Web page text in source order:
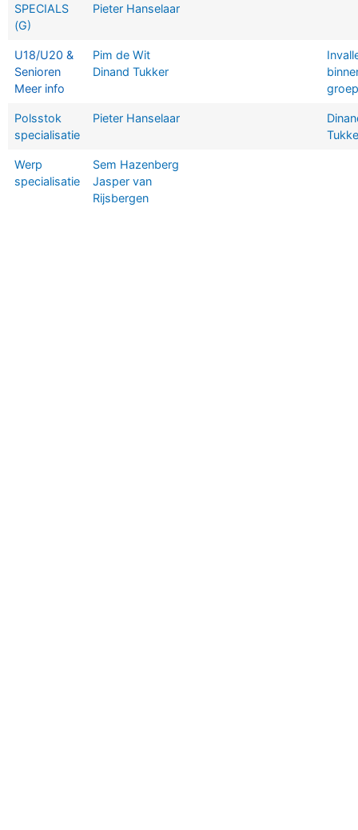
SPECIALS
(G)
Pieter Hanselaar
U18/U20 &
Senioren
Meer info
Pim de Wit
Dinand Tukker
groep
Polsstok
specialisatie
Pieter Hanselaar
Werp
specialisatie
Sem Hazenberg
Jasper van
Rijsbergen